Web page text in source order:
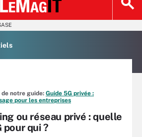
notre guide: Guide 5G privée :
pour les entreprises
ou réseau privé : quelle
qui ?